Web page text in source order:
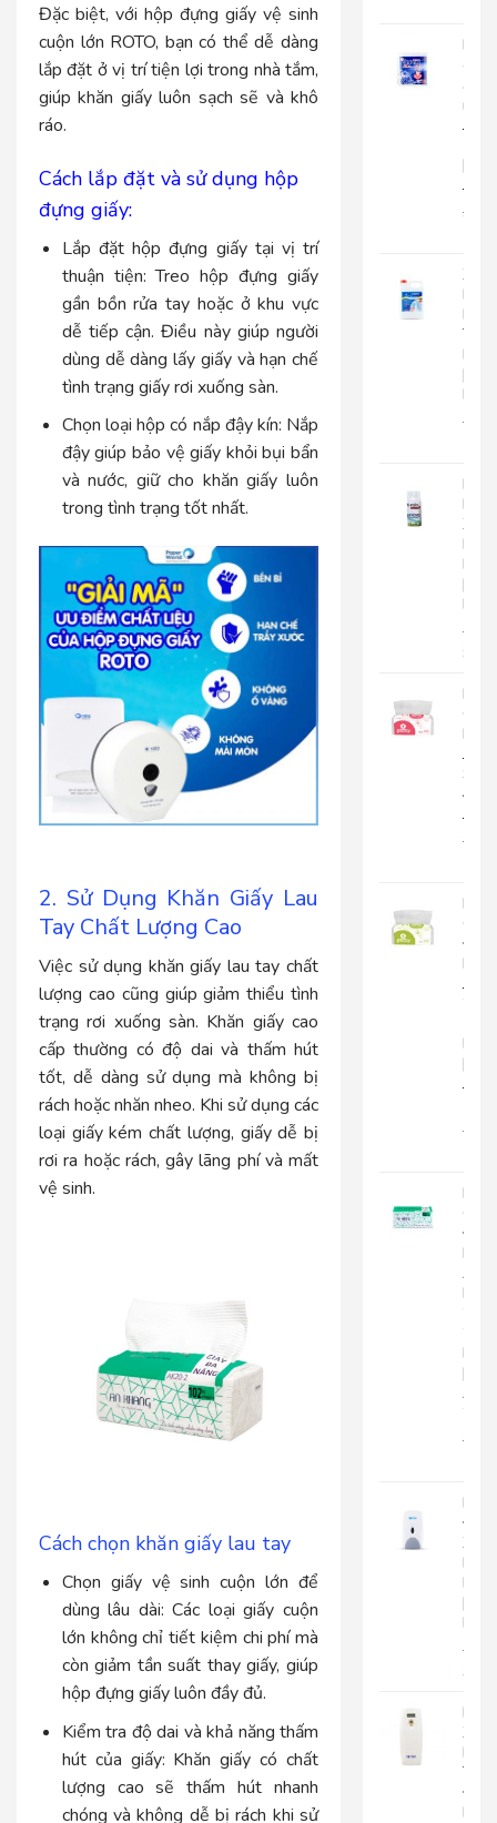
Đặc biệt, với hộp đựng giấy vệ sinh
cuộn lớn ROTO, bạn có thể dễ dàng
lắp đặt ở vị trí tiện lợi trong nhà tắm,
giúp khăn giấy luôn sạch sẽ và khô
ráo.
Cách lắp đặt và sử dụng hộp
đựng giấy:
Lắp đặt hộp đựng giấy tại vị trí
thuận tiện: Treo hộp đựng giấy
gần bồn rửa tay hoặc ở khu vực
dễ tiếp cận. Điều này giúp người
dùng dễ dàng lấy giấy và hạn chế
tình trạng giấy rơi xuống sàn.
Chọn loại hộp có nắp đậy kín: Nắp
đậy giúp bảo vệ giấy khỏi bụi bẩn
và nước, giữ cho khăn giấy luôn
trong tình trạng tốt nhất.
2. Sử Dụng Khăn Giấy Lau
Tay Chất Lượng Cao
Việc sử dụng khăn giấy lau tay chất
lượng cao cũng giúp giảm thiểu tình
trạng rơi xuống sàn. Khăn giấy cao
cấp thường có độ dai và thấm hút
tốt, dễ dàng sử dụng mà không bị
rách hoặc nhăn nheo. Khi sử dụng các
loại giấy kém chất lượng, giấy dễ bị
rơi ra hoặc rách, gây lãng phí và mất
vệ sinh.
Cách chọn khăn giấy lau tay
Chọn giấy vệ sinh cuộn lớn để
dùng lâu dài: Các loại giấy cuộn
lớn không chỉ tiết kiệm chi phí mà
còn giảm tần suất thay giấy, giúp
hộp đựng giấy luôn đầy đủ.
Kiểm tra độ dai và khả năng thấm
hút của giấy: Khăn giấy có chất
lượng cao sẽ thấm hút nhanh
chóng và không dễ bị rách khi sử
Khăn
giấy
ăn
rút
|
JP500X
Xà
Rửa
Tay
|
RC500
Hoa
Xịt
|
RT300
Khăn
Giấy
Lụa
Silk
400|
JPS400
Khăn
Giấy
Đa
20-
Lớp
|
Khăn
Giấy
Đa
An
20-
2
Lớp
|
2
Bình
Xà
|
RT800
Máy
Xịt
Tự